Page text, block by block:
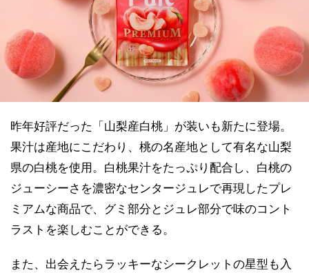
昨年好評だった「山梨産白桃」が装いも新たに登場。
果汁は産地にこだわり、桃の名産地として有名な山梨
県の白桃を使用。白桃果汁をたっぷり配合し、白桃の
ジューシーさを濃密なセンタージュレで再現したプレ
ミアムな商品で、グミ部分とジュレ部分で味のコント
ラストを楽しむことができる。
また、出会えたらラッキーなシークレットの星型も入